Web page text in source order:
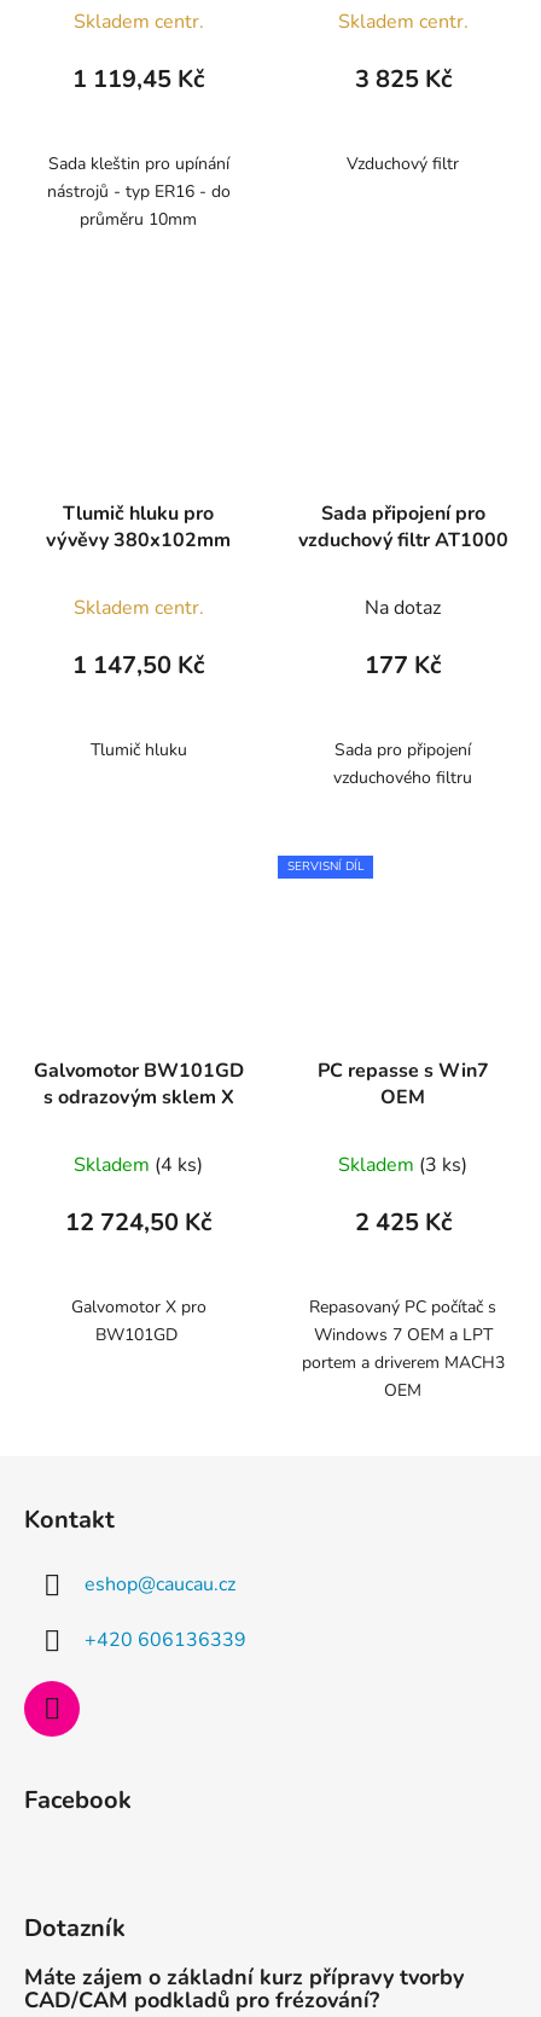
Skladem centr.
1 119,45 Kč
Sada kleštin pro upínání
nástrojů - typ ER16 - do
průměru 10mm
Skladem centr.
3 825 Kč
Vzduchový filtr
Tlumič hluku pro
vývěvy 380x102mm
Skladem centr.
1 147,50 Kč
Tlumič hluku
Sada připojení pro
vzduchový filtr AT1000
Na dotaz
177 Kč
Sada pro připojení
vzduchového filtru
Galvomotor BW101GD
s odrazovým sklem X
Skladem (4 ks)
12 724,50 Kč
Galvomotor X pro
BW101GD
SERVISNÍ DÍL
PC repasse s Win7
OEM
Skladem (3 ks)
2 425 Kč
Repasovaný PC počítač s
Windows 7 OEM a LPT
portem a driverem MACH3
OEM
Kontakt
eshop@caucau.cz
+420 606136339
Facebook
Dotazník
Máte zájem o základní kurz přípravy tvorby
CAD/CAM podkladů pro frézování?